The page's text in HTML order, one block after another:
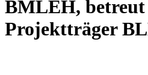
BMLEH, betreut
Projektträger